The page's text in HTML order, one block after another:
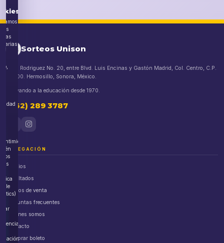
Sorteos Unison
Blvd. Rodriguez No. 20, entre Blvd. Luis Encinas y Gastón Madrid, Col. Centro, C.P.
83000. Hermosillo, Sonora, México.
Apoyando a la educación desde 1970.
(662) 289 3787
NAVEGACIÓN
Premios
Resultados
Puntos de venta
Preguntas frecuentes
Quiénes somos
Contacto
Comprar boleto